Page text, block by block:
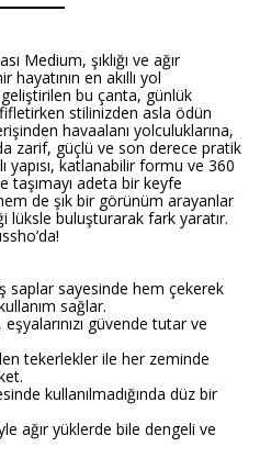
Medium, şıklığı ve ağır
en akıllı yol
geliştirilen bu çanta, günlük
stilinizden asla ödün
havaalanı yolculuklarına,
zarif, güçlü ve son derece pratik
yapısı, katlanabilir formu ve 360
taşımayı adeta bir keyfe
de şık bir görünüm arayanlar
lüksle buluşturarak fark yaratır.
saplar sayesinde hem çekerek
sağlar.
güvende tutar ve
tekerlekler ile her zeminde
kullanılmadığında düz bir
ağır yüklerde bile dengeli ve